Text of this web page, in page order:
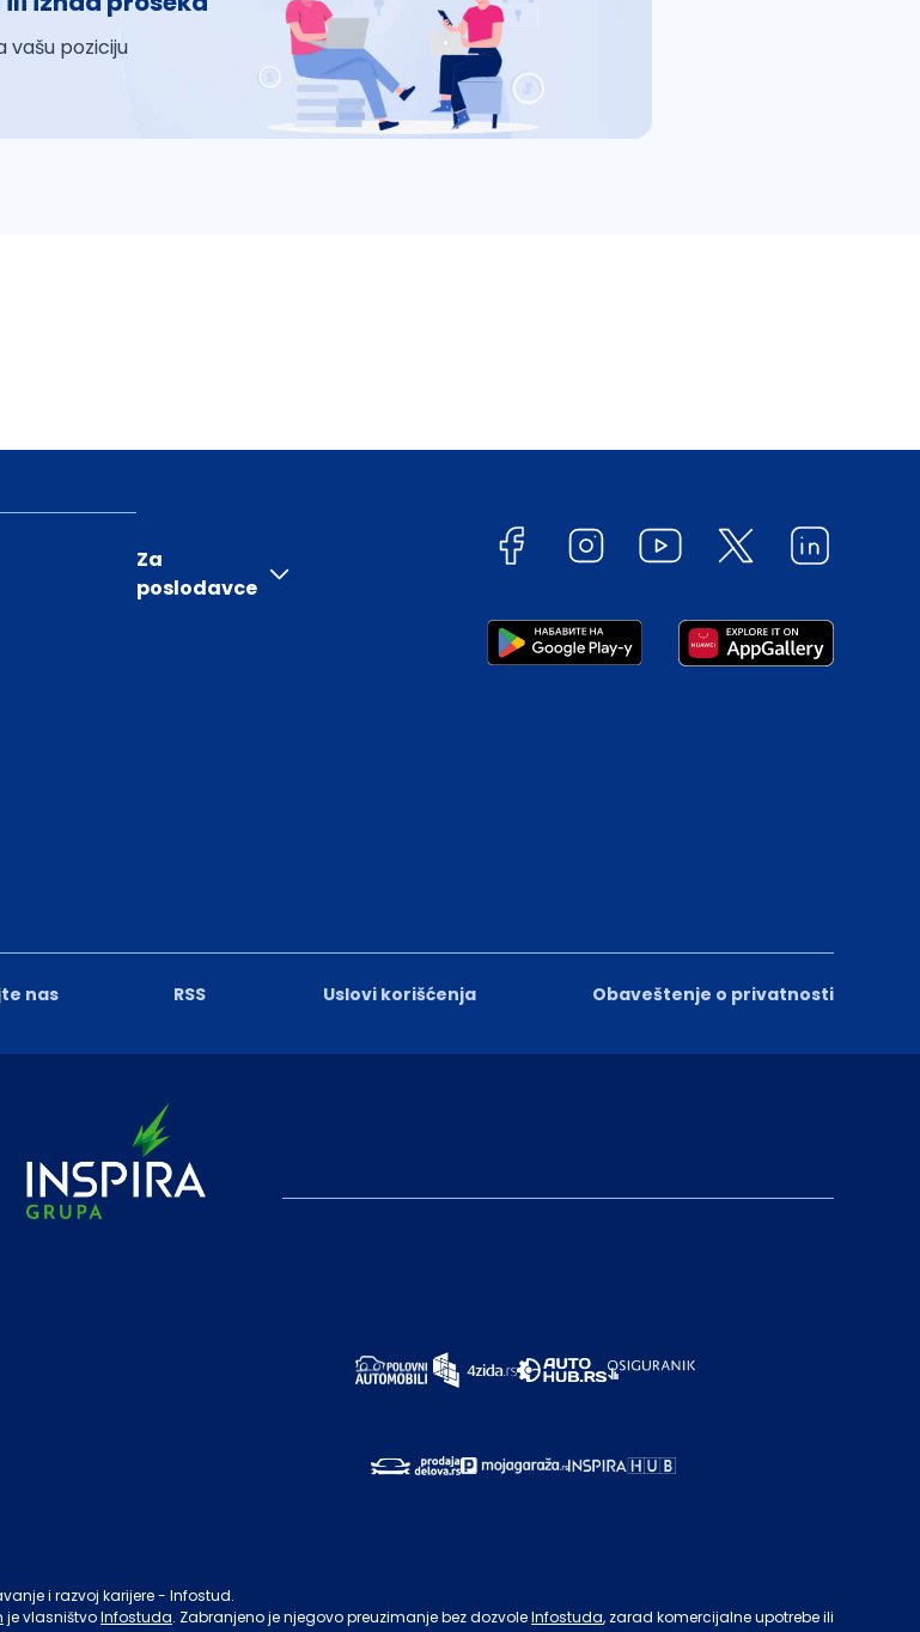
vašu poziciju
nas RSS Uslovi korišćenja Obaveštenje o privatnosti
Za
poslodavce
i razvoj karijere - Infostud.
je vlasništvoInfostuda. Zabranjeno je njegovo preuzimanje bez dozvoleInfostuda, zarad komercijalne upotrebe ili